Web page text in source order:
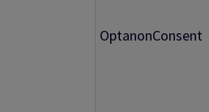
OptanonConsent